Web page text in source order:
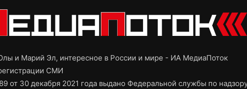
и Марий Эл, интересное в России и мире - ИА МедиаПоток
СМИ
30 декабря 2021 года выдано Федеральной службы по